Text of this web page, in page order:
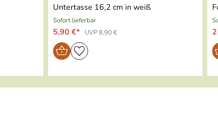
Untertasse 16,2 cm in weiß
Sofort lieferbar
5,90 €* UVP 8,90 €